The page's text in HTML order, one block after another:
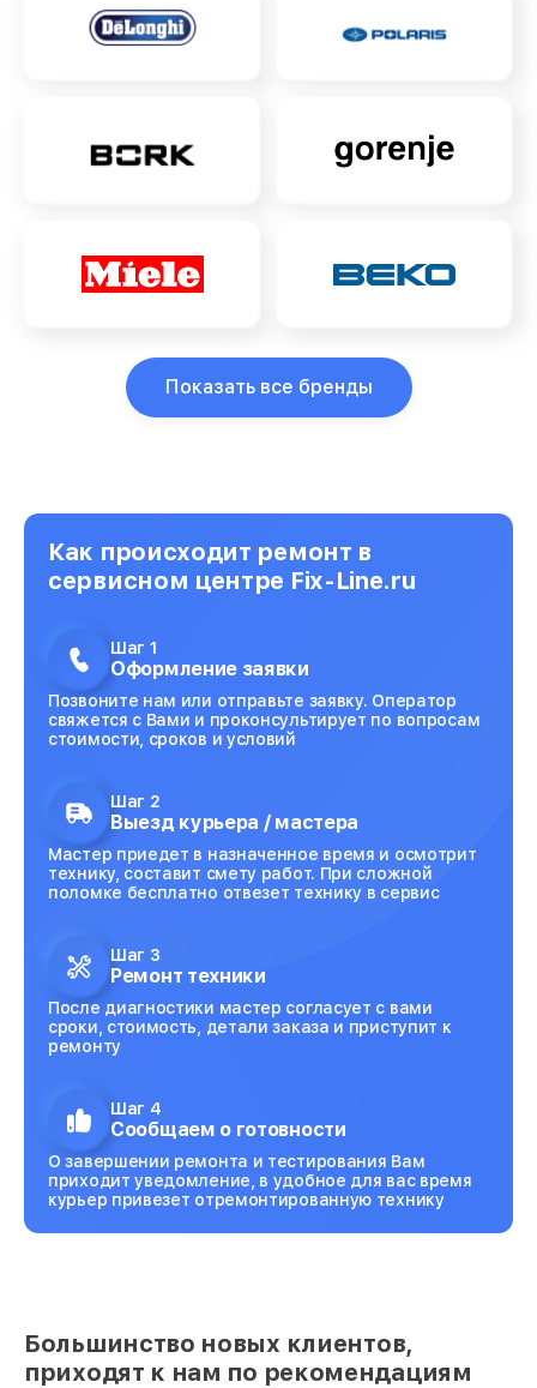
Показать все бренды
Как происходит ремонт в
сервисном центре Fix-Line.ru
Шаг 1
Оформление заявки
Позвоните нам или отправьте заявку. Оператор
свяжется с Вами и проконсультирует по вопросам
стоимости, сроков и условий
Шаг 2
Выезд курьера / мастера
Мастер приедет в назначенное время и осмотрит
технику, составит смету работ. При сложной
поломке бесплатно отвезет технику в сервис
Шаг 3
Ремонт техники
После диагностики мастер согласует с вами
сроки, стоимость, детали заказа и приступит к
ремонту
Шаг 4
Сообщаем о готовности
О завершении ремонта и тестирования Вам
приходит уведомление, в удобное для вас время
курьер привезет отремонтированную технику
Большинство новых клиентов,
приходят к нам по рекомендациям